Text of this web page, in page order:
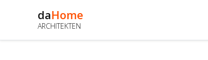
daHome
ARCHITEKTEN